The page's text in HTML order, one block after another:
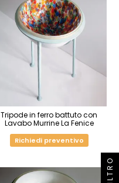
Tripode in ferro battuto con
Lavabo Murrine La Fenice
Richiedi preventivo
FILTRO